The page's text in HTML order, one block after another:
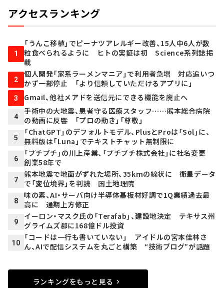
アクセスランキング
1
「うんこ移植」でピーナツアレルギー改善、15人中6人が数
粒食べられるように ヒトの実証は初 Science系列誌掲
載
2
個人開発「家系ラーメンマニア」で利用者急増 対応追いつ
かず一部停止 「より信頼していただけるアプリに」
3 Gmail、他社メアドを送信元にできる機能を廃止へ
4
手術中の大地震、患者守る医療スタッフ……熊本総合病院
の動画に反響 「プロの動き」「尊敬」
5
「ChatGPT」のデフォルトモデル、PlusとProは「Sol」に、
無料版は「Luna」でテキストチャット無制限に
6
「プチプチ」の川上産業、「プチプチ株式会社」に社名変更
創業58年で
7
熊本地震で地面がずれた場所、35kmの線状に 衛星データ
で「変位境界」を判読 国土地理院
8
味の素、AI・サーバ向け半導体基板材好調で1Q業績過去最
高に 通期上方修正
9
イーロン・マスク氏の「Terafab」、建設地決定 テキサス州
グライムズ郡に168億ドル投資
10
「コードは一行も書いていない」 アイドルの宮本佳林さ
ん、AIで配信システムを丸ごと構築 “技術ブログ”が話題
ランキングをもっと見る